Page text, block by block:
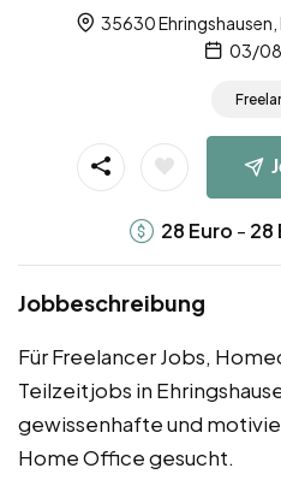
35630
03/
28 Euro - 28
Jobbeschreibung
Für Freelancer Jobs,
Teilzeitjobs in
gewissenhafte und
Home Office gesucht.